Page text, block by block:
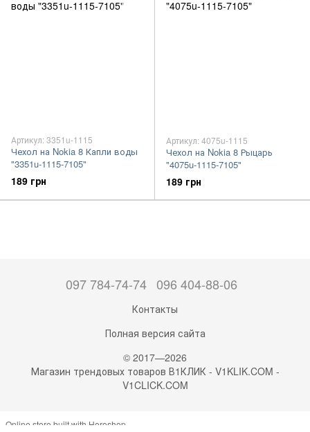
Артикул: 3351u-1115
Чехол на Nokia 8 Капли воды
"3351u-1115-7105"
189 грн
Артикул: 4075u-1115
Чехол на Nokia 8 Рыцарь
"4075u-1115-7105"
189 грн
097 784-74-74 096 404-88-06
Контакты
Полная версия сайта
© 2017—2026
Магазин трендовых товаров В1КЛИК - V1KLIK.COM -
V1CLICK.COM
Online store built with Horoshop